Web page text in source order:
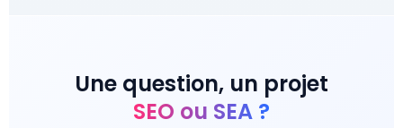
Une question, un projet
SEO ou SEA ?